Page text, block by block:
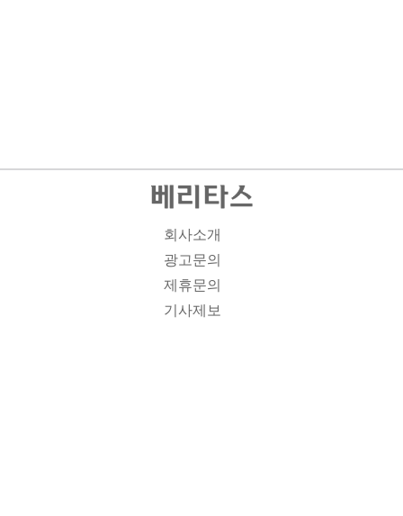
회사소개
광고문의
제휴문의
기사제보